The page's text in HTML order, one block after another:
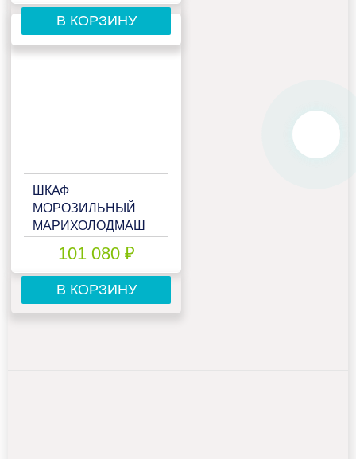
ВХСП-0,6
(КРАСНАЯ)
В КОРЗИНУ
ШКАФ
МОРОЗИЛЬНЫЙ
МАРИХОЛОДМАШ
НЕРЖАВЕЙКА
101 080 ₽
В КОРЗИНУ